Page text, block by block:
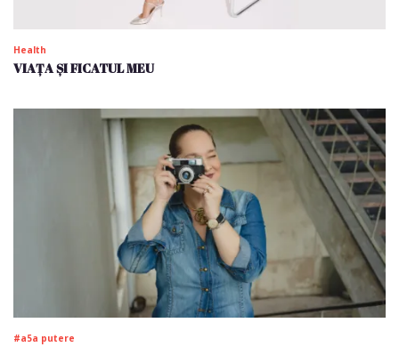
Health
VIAȚA ȘI FICATUL MEU
#a5a putere